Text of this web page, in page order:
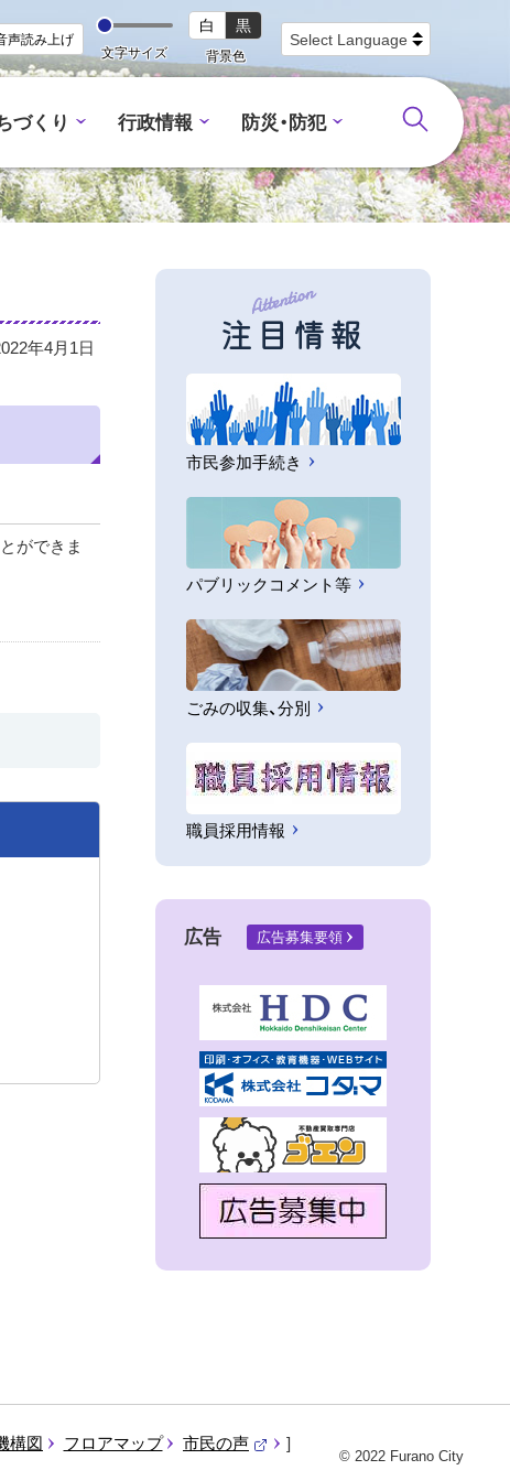
声読み上げ
文字サイズ
背景色
白 黒
づくり 行政情報 防災・防犯
年4月1日
ができま
注目情報
市民参加手続き
パブリックコメント等
ごみの収集、分別
職員採用情報
広告 広告募集要領
構図 フロアマップ
市民の声
© 2022 Furano City